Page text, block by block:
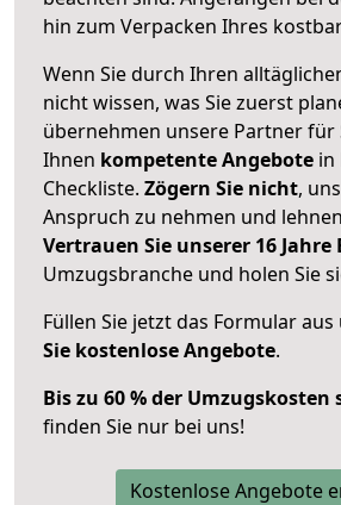
hin zum Verpacken Ihres
Wenn Sie durch Ihren
nicht wissen, was Sie zuerst
übernehmen unsere Partner für
Ihnen kompetente Angebote in
Checkliste. Zögern Sie nicht,
Anspruch zu nehmen und
Vertrauen Sie unserer 16
Umzugsbranche und holen Sie
Füllen Sie jetzt das Formular aus
Sie kostenlose Angebote.
Bis zu 60 % der Umzugskosten
finden Sie nur bei uns!
Kostenlose Angebote